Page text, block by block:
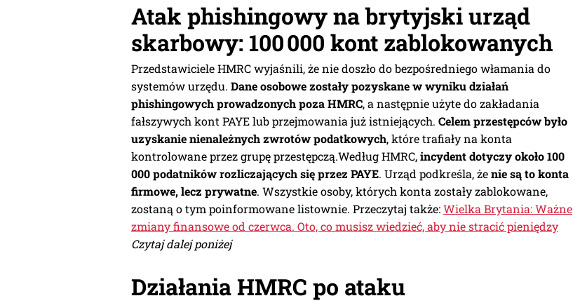
Atak phishingowy na brytyjski urząd
skarbowy: 100 000 kont zablokowanych
Przedstawiciele HMRC wyjaśnili, że nie doszło do bezpośredniego włamania do
systemów urzędu. Dane osobowe zostały pozyskane w wyniku działań
phishingowych prowadzonych poza HMRC, a następnie użyte do zakładania
fałszywych kont PAYE lub przejmowania już istniejących. Celem przestępców było
uzyskanie nienależnych zwrotów podatkowych, które trafiały na konta
kontrolowane przez grupę przestępczą.Według HMRC,incydent dotyczy około 100
000 podatników rozliczających się przez PAYE. Urząd podkreśla, żenie są to konta
firmowe, lecz prywatne. Wszystkie osoby, których konta zostały zablokowane,
zostaną o tym poinformowane listownie. Przeczytaj także:Wielka Brytania: Ważne
zmiany finansowe od czerwca. Oto, co musisz wiedzieć, aby nie stracić pieniędzy
Czytaj dalej poniżej
Działania HMRC po ataku